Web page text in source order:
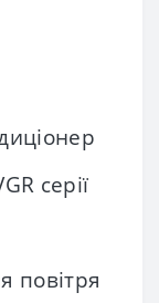
серії
повітря